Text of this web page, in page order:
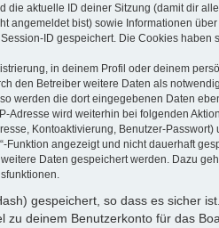
aktuelle ID deiner Sitzung (damit dir
angemeldet bist) sowie Informationen
ID gespeichert. Die Cookies
in deinem Profil oder deinem
den Betreiber weitere Daten als
werden die dort eingegebenen Daten
Adresse wird weiterhin bei folgenden
Kontoaktivierung, Benutzer-
Funktion angezeigt und nicht dauerhaft
Daten gespeichert werden. Dazu
gespeichert, so dass es sicher
zu deinem Benutzerkonto für das